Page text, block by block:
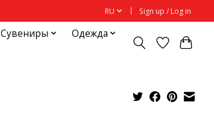
RU Sign up / Log in
Сувениры
Одежда